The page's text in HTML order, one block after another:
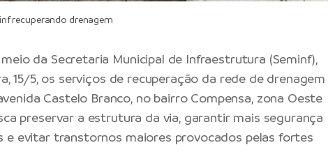
recuperando drenagem
da Secretaria Municipal de Infraestrutura (Seminf),
15/5, os serviços de recuperação da rede de drenagem
Castelo Branco, no bairro Compensa, zona Oeste
preservar a estrutura da via, garantir mais segurança
e evitar transtornos maiores provocados pelas fortes